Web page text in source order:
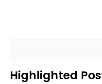
Highlighted